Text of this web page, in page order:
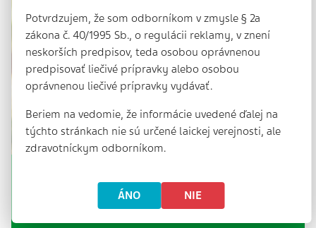
Vztah mezi alergickou rýmou a
poruchou pozornosti s hyperaktivitou
Potvrdzujem, že som odborníkom v zmysle § 2a
zákona č. 40/1995 Sb., o regulácii reklamy, v znení
neskorších predpisov, teda osobou oprávnenou
predpisovať liečivé prípravky alebo osobou
oprávnenou liečivé prípravky vydávať.
Beriem na vedomie, že informácie uvedené ďalej na
týchto stránkach nie sú určené laickej verejnosti, ale
zdravotníckym odborníkom.
ÁNO NIE